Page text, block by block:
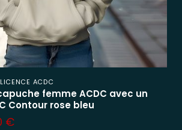
LICENCE ACDC
femme ACDC avec un
Contour rose bleu
€